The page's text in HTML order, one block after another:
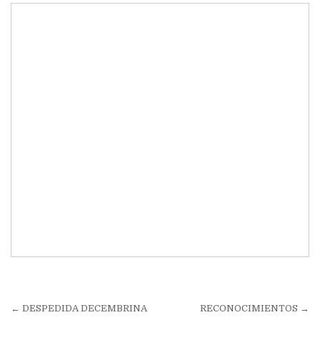
Navegación
← DESPEDIDA DECEMBRINA RECONOCIMIENTOS →